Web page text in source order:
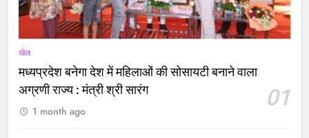
खेल
मध्यप्रदेश बनेगा देश में महिलाओं की सोसायटी बनाने वाला
अग्रणी राज्य : मंत्री श्री सारंग
01
1 month ago